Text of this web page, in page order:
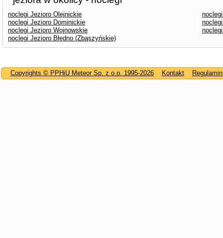
noclegi Jezioro Olejnickie
noclegi Jezioro Dominickie
noclegi Jezioro Wojnowskie
noclegi Jezioro Błędno (Zbąszyńskie)
Copyrights © PPHiU Meteor Sp. z o.o. 1995-2026 Kontakt Regulamin